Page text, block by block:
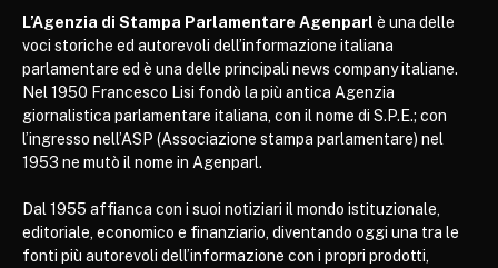
L’Agenzia di Stampa Parlamentare Agenparl è una delle
voci storiche ed autorevoli dell’informazione italiana
parlamentare ed è una delle principali news company italiane.
Nel 1950 Francesco Lisi fondò la più antica Agenzia
giornalistica parlamentare italiana, con il nome di S.P.E.; con
l’ingresso nell’ASP (Associazione stampa parlamentare) nel
1953 ne mutò il nome in Agenparl.
Dal 1955 affianca con i suoi notiziari il mondo istituzionale,
editoriale, economico e finanziario, diventando oggi una tra le
fonti più autorevoli dell’informazione con i propri prodotti,